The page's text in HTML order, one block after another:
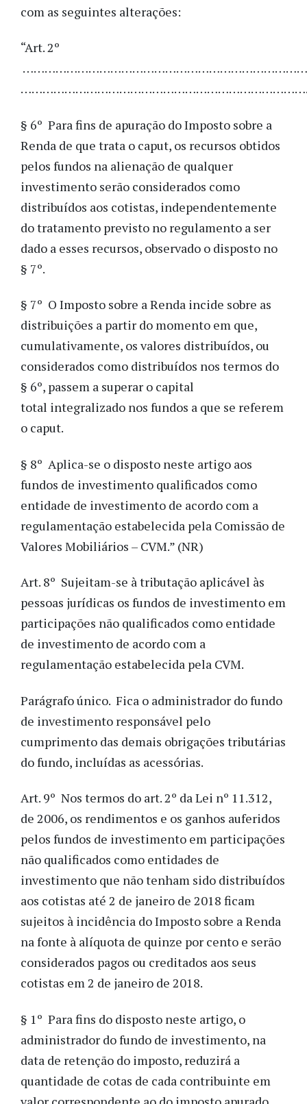
com as seguintes alterações:
“Art. 2º
§ 6º Para fins de apuração do Imposto sobre a
Renda de que trata o caput, os recursos obtidos
pelos fundos na alienação de qualquer
investimento serão considerados como
distribuídos aos cotistas, independentemente
do tratamento previsto no regulamento a ser
dado a esses recursos, observado o disposto no
§ 7º.
§ 7º O Imposto sobre a Renda incide sobre as
distribuições a partir do momento em que,
cumulativamente, os valores distribuídos, ou
considerados como distribuídos nos termos do
§ 6º, passem a superar o capital
total integralizado nos fundos a que se referem
o caput.
§ 8º Aplica-se o disposto neste artigo aos
fundos de investimento qualificados como
entidade de investimento de acordo com a
regulamentação estabelecida pela Comissão de
Valores Mobiliários – CVM.” (NR)
Art. 8º Sujeitam-se à tributação aplicável às
pessoas jurídicas os fundos de investimento em
participações não qualificados como entidade
de investimento de acordo com a
regulamentação estabelecida pela CVM.
Parágrafo único. Fica o administrador do fundo
de investimento responsável pelo
cumprimento das demais obrigações tributárias
do fundo, incluídas as acessórias.
Art. 9º Nos termos do art. 2º da Lei nº 11.312,
de 2006, os rendimentos e os ganhos auferidos
pelos fundos de investimento em participações
não qualificados como entidades de
investimento que não tenham sido distribuídos
aos cotistas até 2 de janeiro de 2018 ficam
sujeitos à incidência do Imposto sobre a Renda
na fonte à alíquota de quinze por cento e serão
considerados pagos ou creditados aos seus
cotistas em 2 de janeiro de 2018.
§ 1º Para fins do disposto neste artigo, o
administrador do fundo de investimento, na
data de retenção do imposto, reduzirá a
quantidade de cotas de cada contribuinte em